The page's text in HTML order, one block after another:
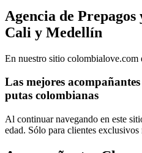
Agencia de
Cali y Medellín
En nuestro sitio colombialove.com
Las mejores
putas colombianas
Al continuar navegando en este
edad. Sólo para clientes exclusivos